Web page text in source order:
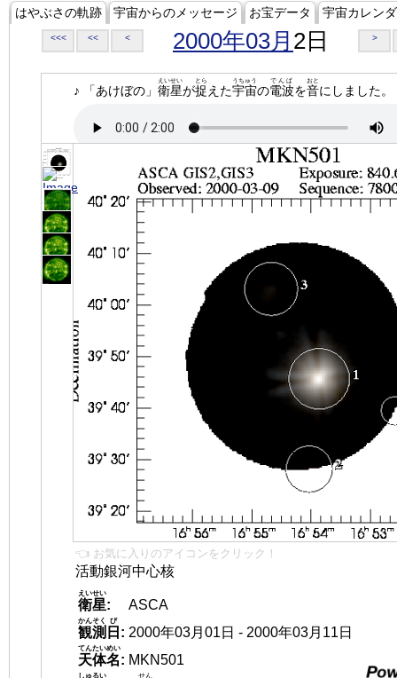
はやぶさの軌跡 宇宙からのメッセージ お宝データ 宇宙カレン
<<< << < 2000年03月 2日 >
♪ 「あけぼの」 衛星
えいせい
が捉
とら
えた宇宙
うちゅう
の電波
でんぱ
を音
おと
にしました。
👈 お気に入りのアイコンをクリック！
活動銀河中心核
衛星
えいせい
:
ASCA
観測
かんそく
日
び
: 2000年03月01日 - 2000年03月11日
天体名
てんたいめい
: MKN501
しゅるい せん